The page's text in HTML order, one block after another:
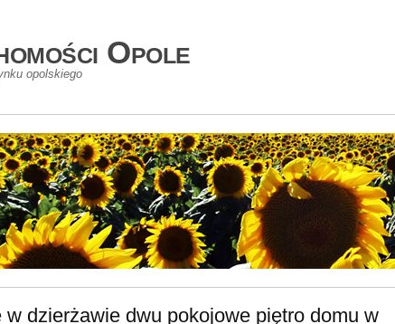
Opole
opolskiego
w dzierżawie dwu pokojowe piętro domu w